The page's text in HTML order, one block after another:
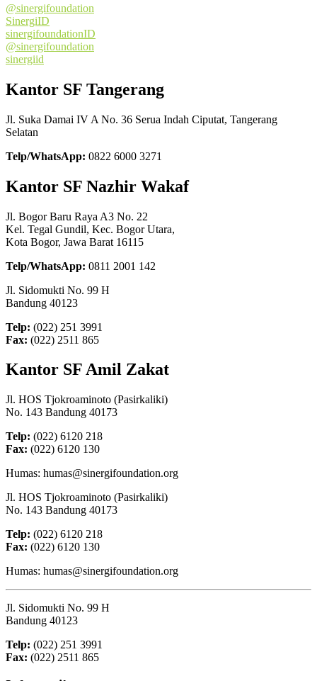
@sinergifoundation
SinergiID
sinergifoundationID
@sinergifoundation
sinergiid
Kantor SF Tangerang
Jl. Suka Damai IV A No. 36 Serua Indah Ciputat, Tangerang
Selatan
Telp/WhatsApp: 0822 6000 3271
Kantor SF Nazhir Wakaf
Jl. Bogor Baru Raya A3 No. 22
Kel. Tegal Gundil, Kec. Bogor Utara,
Kota Bogor, Jawa Barat 16115
Telp/WhatsApp: 0811 2001 142
Jl. Sidomukti No. 99 H
Bandung 40123
Telp: (022) 251 3991
Fax: (022) 2511 865
Kantor SF Amil Zakat
Jl. HOS Tjokroaminoto (Pasirkaliki)
No. 143 Bandung 40173
Telp: (022) 6120 218
Fax: (022) 6120 130
Humas: humas@sinergifoundation.org
Jl. HOS Tjokroaminoto (Pasirkaliki)
No. 143 Bandung 40173
Telp: (022) 6120 218
Fax: (022) 6120 130
Humas: humas@sinergifoundation.org
Jl. Sidomukti No. 99 H
Bandung 40123
Telp: (022) 251 3991
Fax: (022) 2511 865